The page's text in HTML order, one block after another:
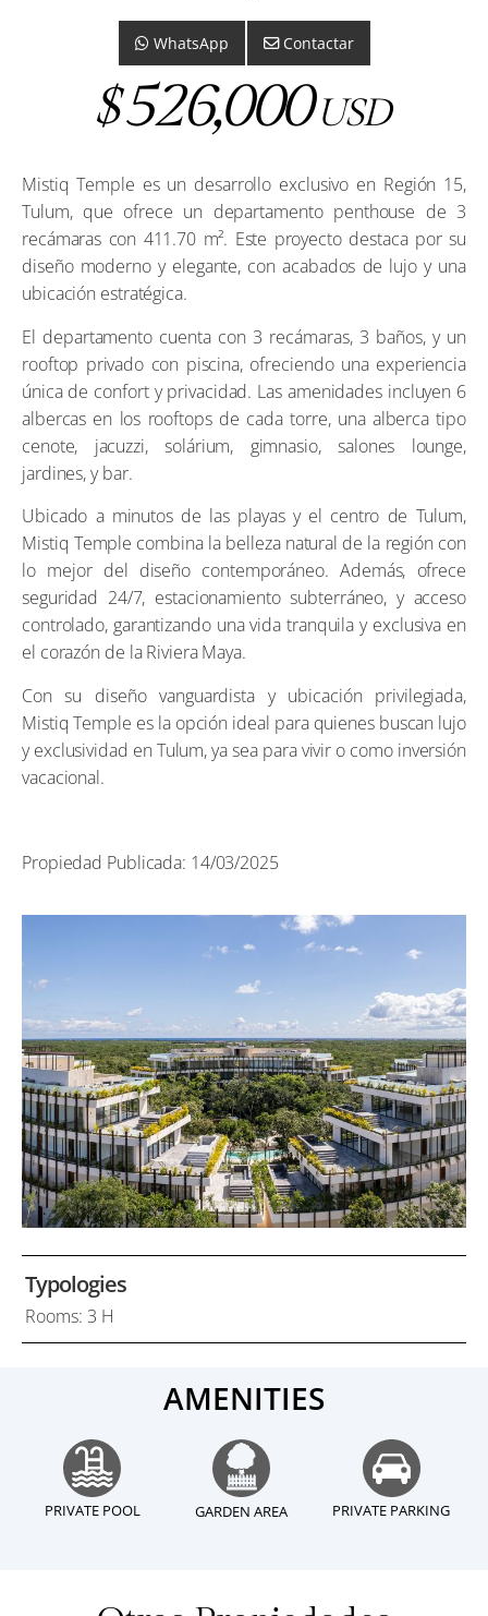
WhatsApp Contactar
$526,000USD
Mistiq Temple es un desarrollo exclusivo en Región 15,
Tulum, que ofrece un departamento penthouse de 3
recámaras con 411.70 m². Este proyecto destaca por su
diseño moderno y elegante, con acabados de lujo y una
ubicación estratégica.
El departamento cuenta con 3 recámaras, 3 baños, y un
rooftop privado con piscina, ofreciendo una experiencia
única de confort y privacidad. Las amenidades incluyen 6
albercas en los rooftops de cada torre, una alberca tipo
cenote, jacuzzi, solárium, gimnasio, salones lounge,
jardines, y bar.
Ubicado a minutos de las playas y el centro de Tulum,
Mistiq Temple combina la belleza natural de la región con
lo mejor del diseño contemporáneo. Además, ofrece
seguridad 24/7, estacionamiento subterráneo, y acceso
controlado, garantizando una vida tranquila y exclusiva en
el corazón de la Riviera Maya.
Con su diseño vanguardista y ubicación privilegiada,
Mistiq Temple es la opción ideal para quienes buscan lujo
y exclusividad en Tulum, ya sea para vivir o como inversión
vacacional.
Propiedad Publicada: 14/03/2025
Typologies
Rooms: 3 H
AMENITIES
PRIVATE POOL GARDEN AREA PRIVATE PARKING